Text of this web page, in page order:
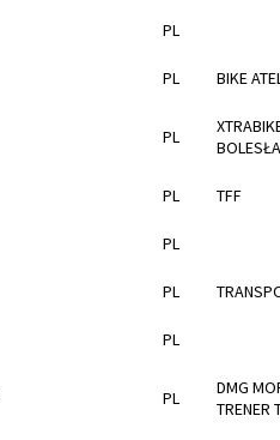
PL
PL BIKE
PL
PL TFF
PL
PL
PL
PL
DMG
TRENER